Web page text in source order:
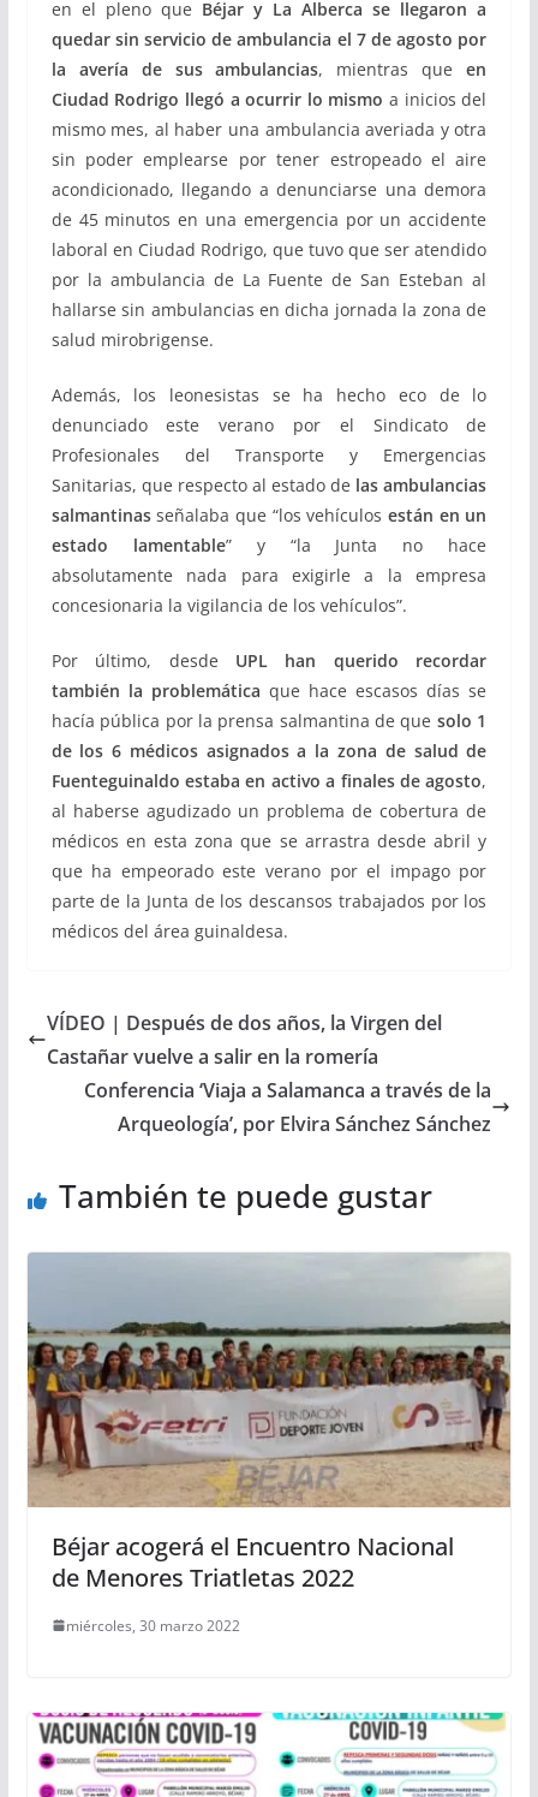
en el pleno que Béjar y La Alberca se llegaron a
quedar sin servicio de ambulancia el 7 de agosto por
la avería de sus ambulancias, mientras queen
Ciudad Rodrigo llegó a ocurrir lo mismo a inicios del
mismo mes, al haber una ambulancia averiada y otra
sin poder emplearse por tener estropeado el aire
acondicionado, llegando a denunciarse una demora
de 45 minutos en una emergencia por un accidente
laboral en Ciudad Rodrigo, que tuvo que ser atendido
por la ambulancia de La Fuente de San Esteban al
hallarse sin ambulancias en dicha jornada la zona de
salud mirobrigense.
Además, los leonesistas se ha hecho eco de lo
denunciado este verano por el Sindicato de
Profesionales del Transporte y Emergencias
Sanitarias, que respecto al estado de las ambulancias
salmantinasseñalaba que “los vehículos están en un
estado lamentable” y “la Junta no hace
absolutamente nada para exigirle a la empresa
concesionaria la vigilancia de los vehículos”.
Por último, desde UPL han querido recordar
también la problemática que hace escasos días se
hacía pública por la prensa salmantina de que solo 1
de los 6 médicos asignados a la zona de salud de
Fuenteguinaldo estaba en activo a finales de agosto,
al haberse agudizado un problema de cobertura de
médicos en esta zona que se arrastra desde abril y
que ha empeorado este verano por el impago por
parte de la Junta de los descansos trabajados por los
médicos del área guinaldesa.
VÍDEO | Después de dos años, la Virgen del
Castañar vuelve a salir en la romería
Conferencia ‘Viaja a Salamanca a través de la
Arqueología’, por Elvira Sánchez Sánchez
También te puede gustar
Béjar acogerá el Encuentro Nacional
de Menores Triatletas 2022
miércoles, 30 marzo 2022